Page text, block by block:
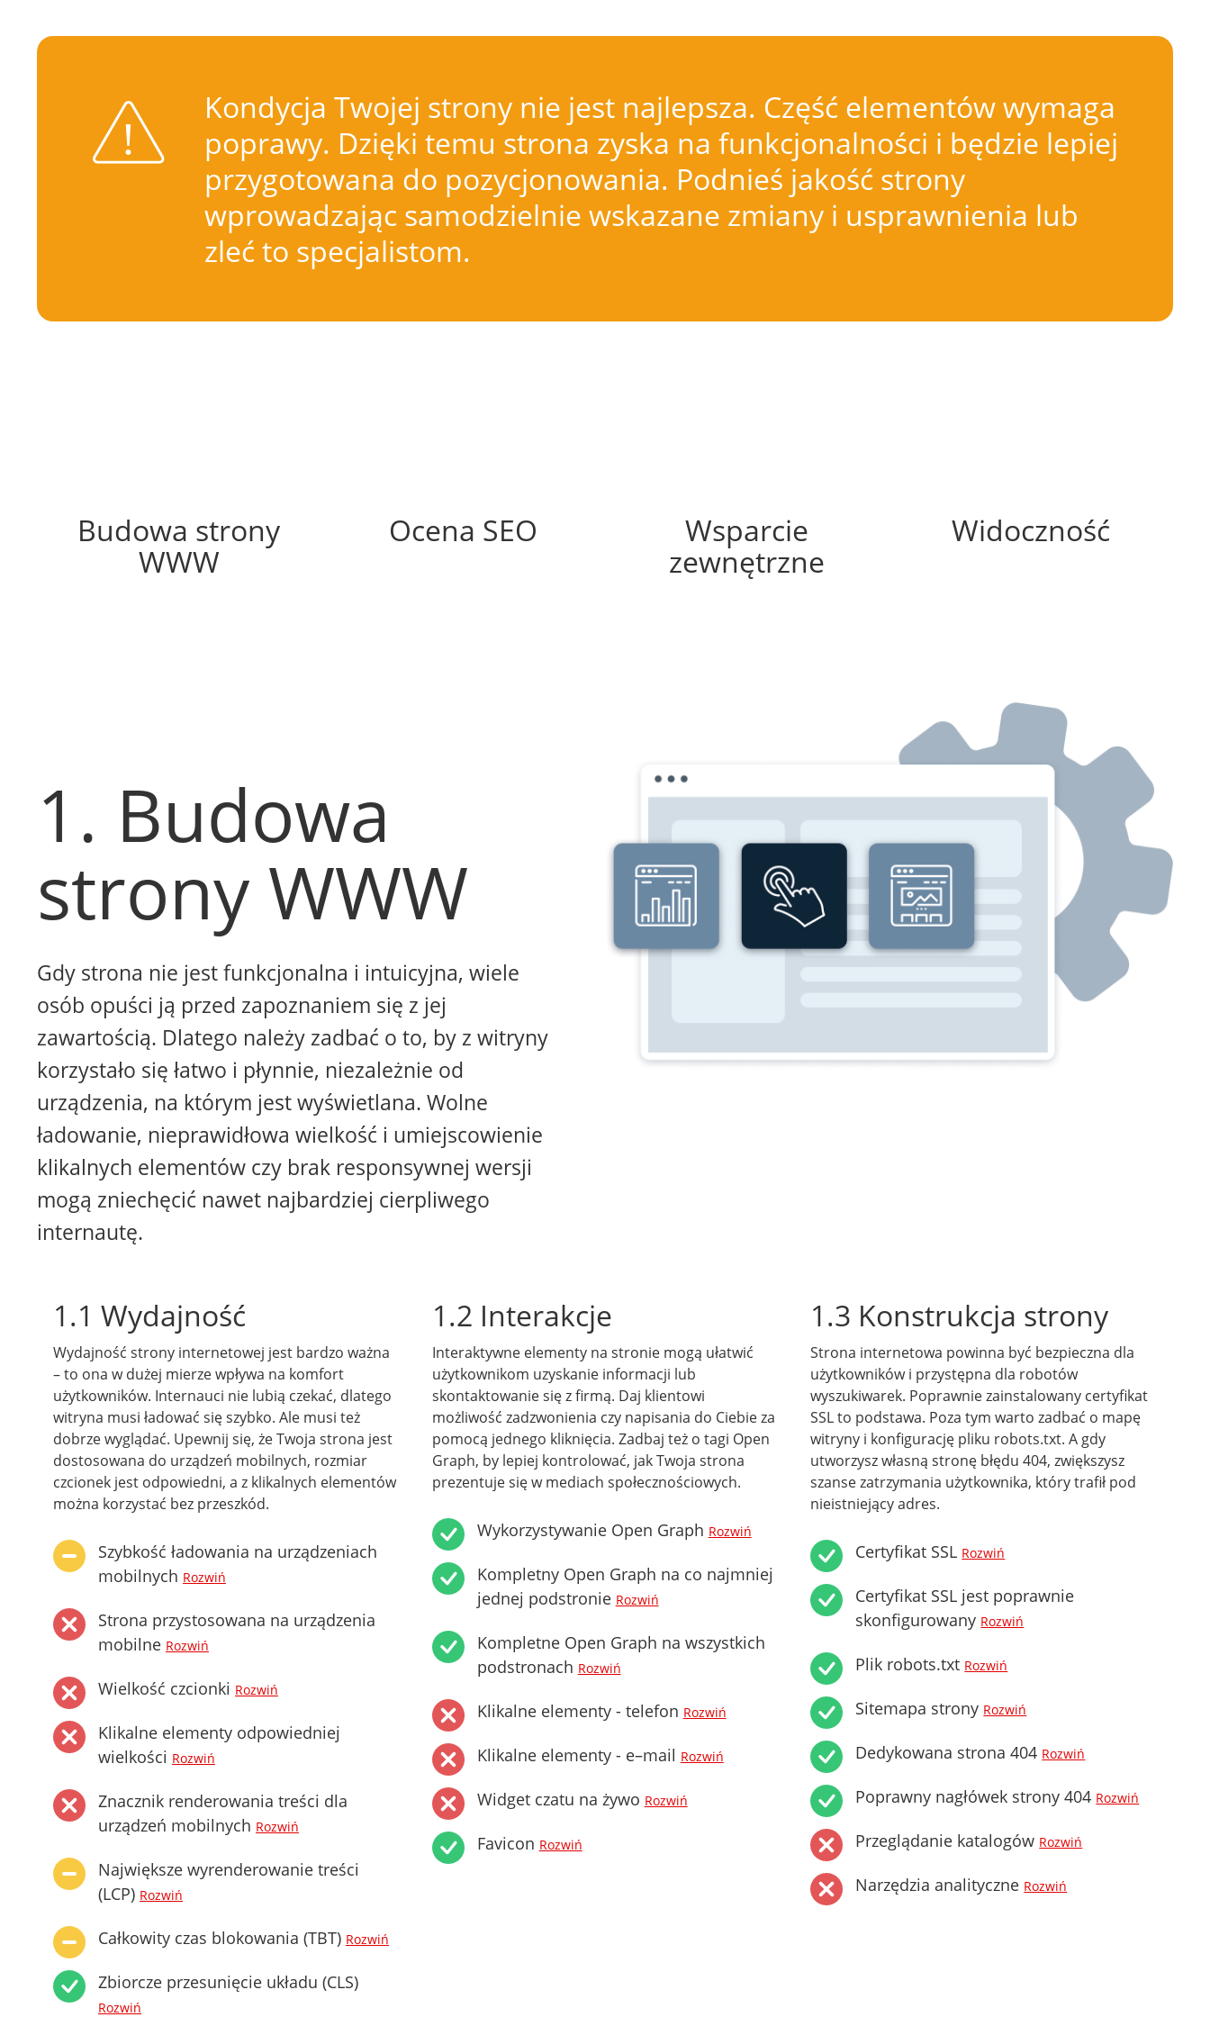
Kondycja Twojej strony nie jest najlepsza. Część elementów wymaga
poprawy. Dzięki temu strona zyska na funkcjonalności i będzie lepiej
przygotowana do pozycjonowania. Podnieś jakość strony
wprowadzając samodzielnie wskazane zmiany i usprawnienia lub
zleć to specjalistom.
Budowa strony
WWW
Ocena SEO
Wsparcie
zewnętrzne
Widoczność
1. Budowa
strony WWW
Gdy strona nie jest funkcjonalna i intuicyjna, wiele
osób opuści ją przed zapoznaniem się z jej
zawartością. Dlatego należy zadbać o to, by z witryny
korzystało się łatwo i płynnie, niezależnie od
urządzenia, na którym jest wyświetlana. Wolne
ładowanie, nieprawidłowa wielkość i umiejscowienie
klikalnych elementów czy brak responsywnej wersji
mogą zniechęcić nawet najbardziej cierpliwego
internautę.
1.1 Wydajność
Wydajność strony internetowej jest bardzo ważna
– to ona w dużej mierze wpływa na komfort
użytkowników. Internauci nie lubią czekać, dlatego
witryna musi ładować się szybko. Ale musi też
dobrze wyglądać. Upewnij się, że Twoja strona jest
dostosowana do urządzeń mobilnych, rozmiar
czcionek jest odpowiedni, a z klikalnych elementów
można korzystać bez przeszkód.
Szybkość ładowania na urządzeniach
mobilnych Rozwiń
Strona przystosowana na urządzenia
mobilne Rozwiń
Wielkość czcionki Rozwiń
Klikalne elementy odpowiedniej
wielkości Rozwiń
Znacznik renderowania treści dla
urządzeń mobilnych Rozwiń
Największe wyrenderowanie treści
(LCP) Rozwiń
Całkowity czas blokowania (TBT) Rozwiń
Zbiorcze przesunięcie układu (CLS)
Rozwiń
1.2 Interakcje
Interaktywne elementy na stronie mogą ułatwić
użytkownikom uzyskanie informacji lub
skontaktowanie się z firmą. Daj klientowi
możliwość zadzwonienia czy napisania do Ciebie za
pomocą jednego kliknięcia. Zadbaj też o tagi Open
Graph, by lepiej kontrolować, jak Twoja strona
prezentuje się w mediach społecznościowych.
Wykorzystywanie Open Graph Rozwiń
Kompletny Open Graph na co najmniej
jednej podstronie Rozwiń
Kompletne Open Graph na wszystkich
podstronach Rozwiń
Klikalne elementy - telefon Rozwiń
Klikalne elementy - e–mail Rozwiń
Widget czatu na żywo Rozwiń
Favicon Rozwiń
1.3 Konstrukcja strony
Strona internetowa powinna być bezpieczna dla
użytkowników i przystępna dla robotów
wyszukiwarek. Poprawnie zainstalowany certyfikat
SSL to podstawa. Poza tym warto zadbać o mapę
witryny i konfigurację pliku robots.txt. A gdy
utworzysz własną stronę błędu 404, zwiększysz
szanse zatrzymania użytkownika, który trafił pod
nieistniejący adres.
Certyfikat SSL Rozwiń
Certyfikat SSL jest poprawnie
skonfigurowany Rozwiń
Plik robots.txt Rozwiń
Sitemapa strony Rozwiń
Dedykowana strona 404 Rozwiń
Poprawny nagłówek strony 404 Rozwiń
Przeglądanie katalogów Rozwiń
Narzędzia analityczne Rozwiń